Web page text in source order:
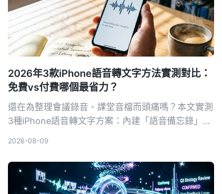
2026年3款iPhone語音轉文字方法實測對比：
免費vs付費哪個最省力？
還在為整理會議錄音、課堂音檔而頭痛嗎？本文實測
3種iPhone語音轉文字方案：內建「語音備忘錄」、
己的錄音轉文字方法。
2026-08-09